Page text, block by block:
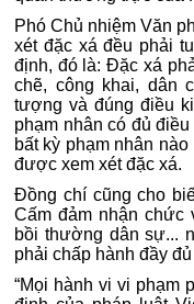
Phó Chủ nhiệm Văn
xét đặc xá đều phải
định, đó là: Đặc xá
chẽ, công khai, dân
tượng và đúng điều
phạm nhân có đủ
bất kỳ phạm nhân
được xem xét đặc xá.
Đồng chí cũng cho
Cấm đảm nhận chức
bồi thường dân sự...
phải chấp hành đầy
“Mọi hành vi vi phạm